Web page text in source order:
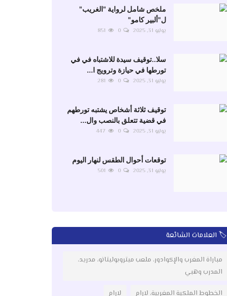
ملخص شامل لرواية "الغريب"
ل"ألبير كامو"
يوليو 31, 2025
0
851
سلا..توقيف سيدة للاشتباه في في
تورطها في حيازة وترويج ا...
يوليو 31, 2025
0
281
توقيف ثلاثة أشخاص يشتبه تورطهم
في قضية تتعلق بالنصب وال...
يوليو 31, 2025
0
447
توقعات أحوال الطقس لنهار اليوم
يوليو 31, 2025
0
501
🏷️ العلامات الشائعة
مباراة المغرب والإكوادور، ملعب ميتروبوليتانو، مدريد،
المدرب وهبي
الخطوط الملكية المغربية، لارام لارام